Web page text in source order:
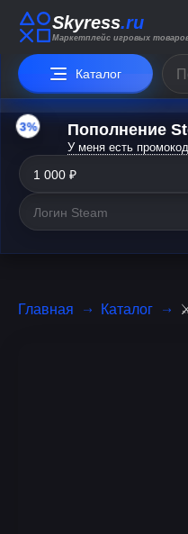
Skyress.ru
Маркетплейс игровых
Каталог
3% Пополнение
У меня есть промокод
Главная Каталог